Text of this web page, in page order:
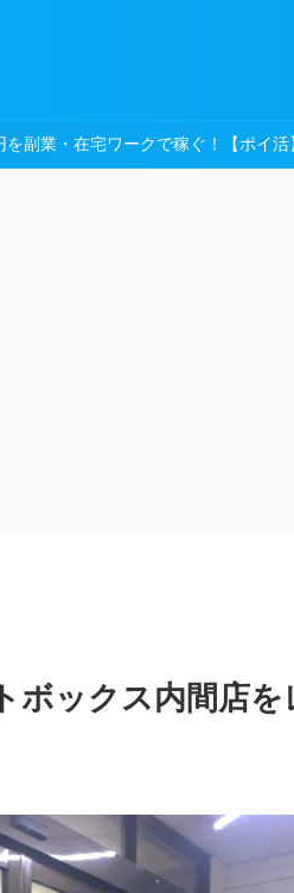
副業・在宅ワークで稼ぐ！【ポイ活
ボックス内間店を